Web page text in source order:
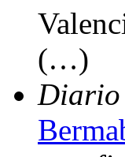
(…)
Diario